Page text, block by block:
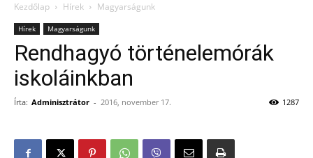
Kezdőlap Hírek Magyarságunk
Hírek Magyarságunk
Rendhagyó történelemórák
iskoláinkban
Írta: Adminisztrátor - 2016, november 17. 1287